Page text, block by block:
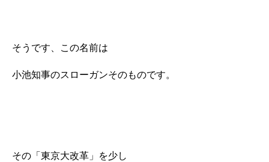
そうです、この名前は
小池知事のスローガンそのものです。
その「東京大改革」を少し